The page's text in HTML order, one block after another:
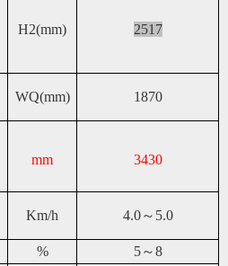
H2(mm) 2517
WQ(mm) 1870
mm 3430
Km/h 4.0～5.0
% 5～8